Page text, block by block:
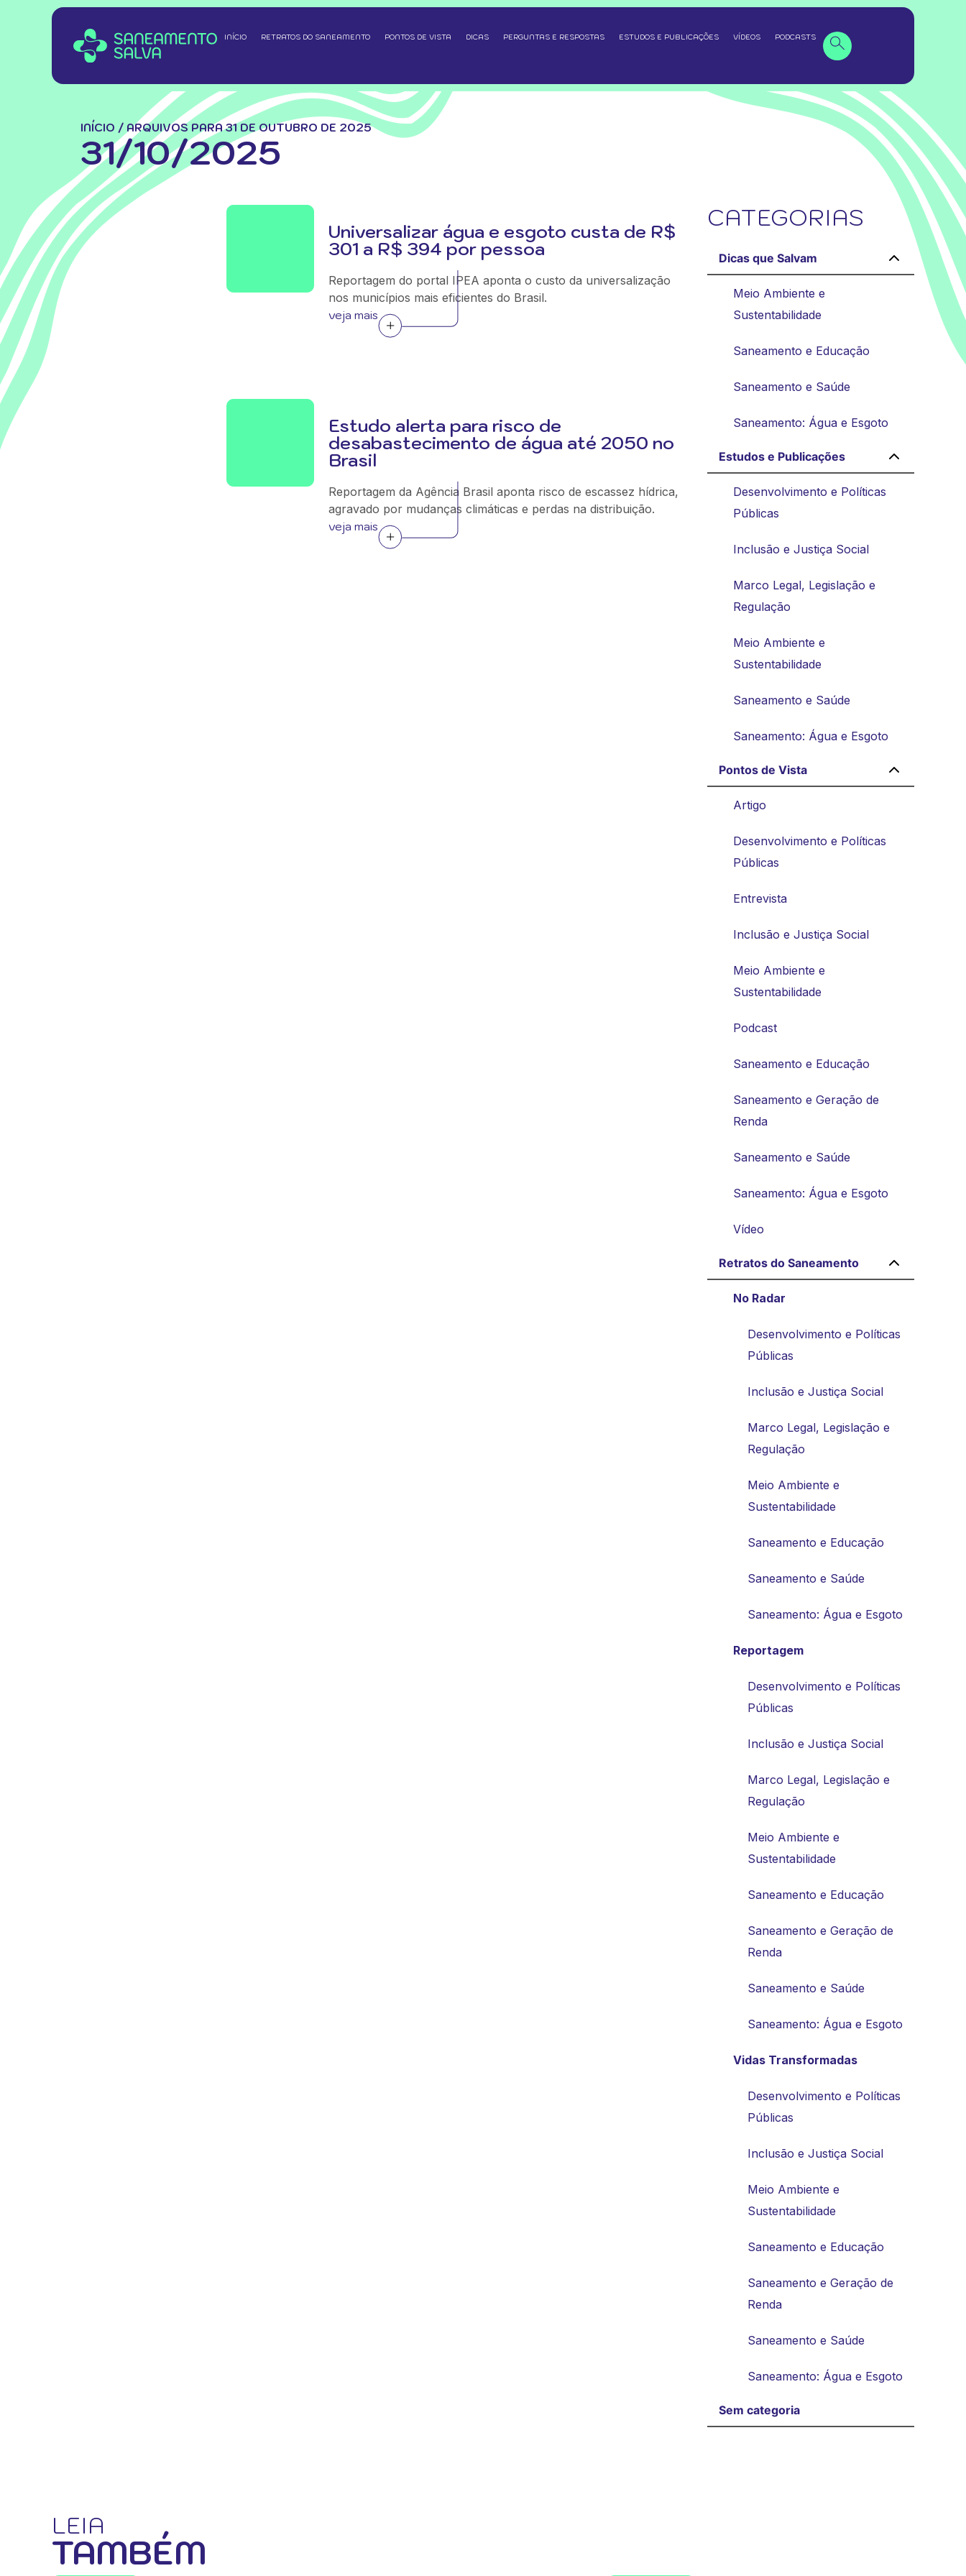
INÍCIO RETRATOS DO SANEAMENTO PONTOS DE VISTA DICAS PERGUNTAS E RESPOSTAS ESTUDOS E PUBLICAÇÕES VÍDEOS PODCASTS
INÍCIO / ARQUIVOS PARA 31 DE OUTUBRO DE 2025
31/10/2025
Universalizar água e esgoto custa de R$
301 a R$ 394 por pessoa
Reportagem do portal IPEA aponta o custo da universalização
nos municípios mais eficientes do Brasil.
veja mais
Estudo alerta para risco de
desabastecimento de água até 2050 no
Brasil
Reportagem da Agência Brasil aponta risco de escassez hídrica,
agravado por mudanças climáticas e perdas na distribuição.
veja mais
CATEGORIAS
Dicas que Salvam
Meio Ambiente e
Sustentabilidade
Saneamento e Educação
Saneamento e Saúde
Saneamento: Água e Esgoto
Estudos e Publicações
Desenvolvimento e Políticas
Públicas
Inclusão e Justiça Social
Marco Legal, Legislação e
Regulação
Meio Ambiente e
Sustentabilidade
Saneamento e Saúde
Saneamento: Água e Esgoto
Pontos de Vista
Artigo
Desenvolvimento e Políticas
Públicas
Entrevista
Inclusão e Justiça Social
Meio Ambiente e
Sustentabilidade
Podcast
Saneamento e Educação
Saneamento e Geração de
Renda
Saneamento e Saúde
Saneamento: Água e Esgoto
Vídeo
Retratos do Saneamento
No Radar
Desenvolvimento e Políticas
Públicas
Inclusão e Justiça Social
Marco Legal, Legislação e
Regulação
Meio Ambiente e
Sustentabilidade
Saneamento e Educação
Saneamento e Saúde
Saneamento: Água e Esgoto
Reportagem
Desenvolvimento e Políticas
Públicas
Inclusão e Justiça Social
Marco Legal, Legislação e
Regulação
Meio Ambiente e
Sustentabilidade
Saneamento e Educação
Saneamento e Geração de
Renda
Saneamento e Saúde
Saneamento: Água e Esgoto
Vidas Transformadas
Desenvolvimento e Políticas
Públicas
Inclusão e Justiça Social
Meio Ambiente e
Sustentabilidade
Saneamento e Educação
Saneamento e Geração de
Renda
Saneamento e Saúde
Saneamento: Água e Esgoto
Sem categoria
LEIA
TAMBÉM